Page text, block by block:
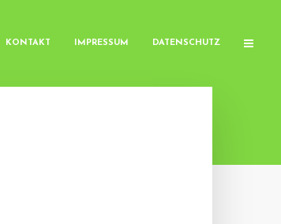
KONTAKT IMPRESSUM DATENSCHUTZ